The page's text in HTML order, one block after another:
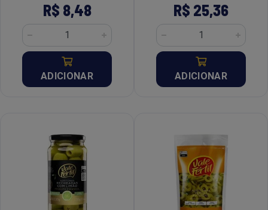
R$ 8,48
ADICIONAR
R$ 25,36
ADICIONAR